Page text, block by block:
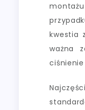
kwestia
ważna